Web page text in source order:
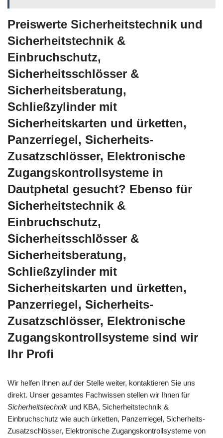
Preiswerte Sicherheitstechnik und
Sicherheitstechnik &
Einbruchschutz,
Sicherheitsschlösser &
Sicherheitsberatung,
Schließzylinder mit
Sicherheitskarten und ürketten,
Panzerriegel, Sicherheits-
Zusatzschlösser, Elektronische
Zugangskontrollsysteme in
Dautphetal gesucht? Ebenso für
Sicherheitstechnik &
Einbruchschutz,
Sicherheitsschlösser &
Sicherheitsberatung,
Schließzylinder mit
Sicherheitskarten und ürketten,
Panzerriegel, Sicherheits-
Zusatzschlösser, Elektronische
Zugangskontrollsysteme sind wir
Ihr Profi
Wir helfen Ihnen auf der Stelle weiter, kontaktieren Sie uns
direkt. Unser gesamtes Fachwissen stellen wir Ihnen für
Sicherheitstechnik und KBA, Sicherheitstechnik &
Einbruchschutz wie auch ürketten, Panzerriegel, Sicherheits-
Zusatzschlösser, Elektronische Zugangskontrollsysteme von